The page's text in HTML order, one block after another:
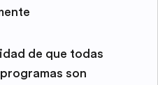
de que todas
son